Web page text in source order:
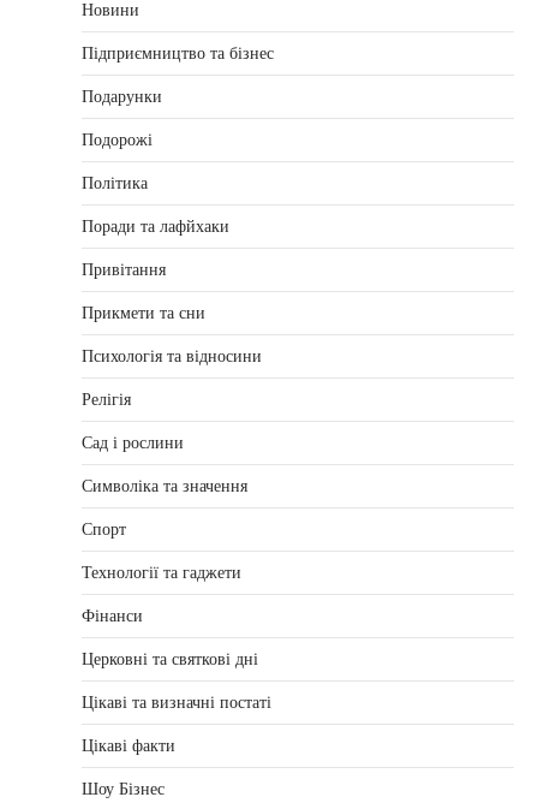
Новини
Підприємництво та бізнес
Подарунки
Подорожі
Політика
Поради та лафйхаки
Привітання
Прикмети та сни
Психологія та відносини
Релігія
Сад і рослини
Символіка та значення
Спорт
Технології та гаджети
Фінанси
Церковні та святкові дні
Цікаві та визначні постаті
Цікаві факти
Шоу Бізнес